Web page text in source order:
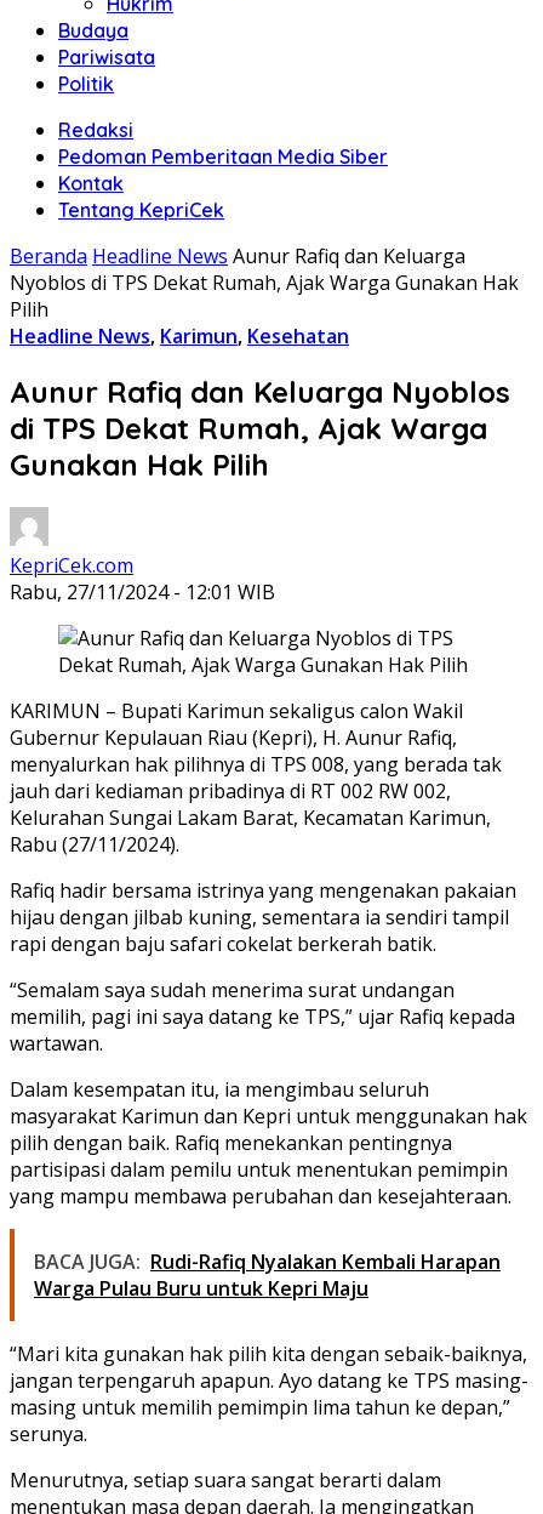
Budaya
Pariwisata
Politik
Redaksi
Pedoman Pemberitaan Media Siber
Kontak
Tentang KepriCek
Beranda Headline News Aunur Rafiq dan Keluarga
Nyoblos di TPS Dekat Rumah, Ajak Warga Gunakan Hak
Pilih
Headline News, Karimun, Kesehatan
Aunur Rafiq dan Keluarga Nyoblos
di TPS Dekat Rumah, Ajak Warga
Gunakan Hak Pilih
KepriCek.com
Rabu, 27/11/2024 - 12:01 WIB
KARIMUN – Bupati Karimun sekaligus calon Wakil
Gubernur Kepulauan Riau (Kepri), H. Aunur Rafiq,
menyalurkan hak pilihnya di TPS 008, yang berada tak
jauh dari kediaman pribadinya di RT 002 RW 002,
Kelurahan Sungai Lakam Barat, Kecamatan Karimun,
Rabu (27/11/2024).
Rafiq hadir bersama istrinya yang mengenakan pakaian
hijau dengan jilbab kuning, sementara ia sendiri tampil
rapi dengan baju safari cokelat berkerah batik.
“Semalam saya sudah menerima surat undangan
memilih, pagi ini saya datang ke TPS,” ujar Rafiq kepada
wartawan.
Dalam kesempatan itu, ia mengimbau seluruh
masyarakat Karimun dan Kepri untuk menggunakan hak
pilih dengan baik. Rafiq menekankan pentingnya
partisipasi dalam pemilu untuk menentukan pemimpin
yang mampu membawa perubahan dan kesejahteraan.
BACA JUGA: Rudi-Rafiq Nyalakan Kembali Harapan
Warga Pulau Buru untuk Kepri Maju
“Mari kita gunakan hak pilih kita dengan sebaik-baiknya,
jangan terpengaruh apapun. Ayo datang ke TPS masing-
masing untuk memilih pemimpin lima tahun ke depan,”
serunya.
Menurutnya, setiap suara sangat berarti dalam
menentukan masa depan daerah. Ia mengingatkan